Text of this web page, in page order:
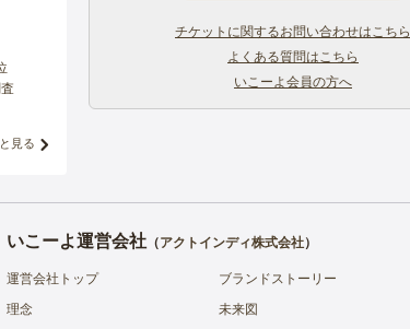
見る
チケットに関するお問い合わせはこちら
よくある質問はこちら
いこーよ会員の方へ
いこーよ運営会社（アクトインディ株式会社）
運営会社トップ
ブランドストーリー
理念
未来図